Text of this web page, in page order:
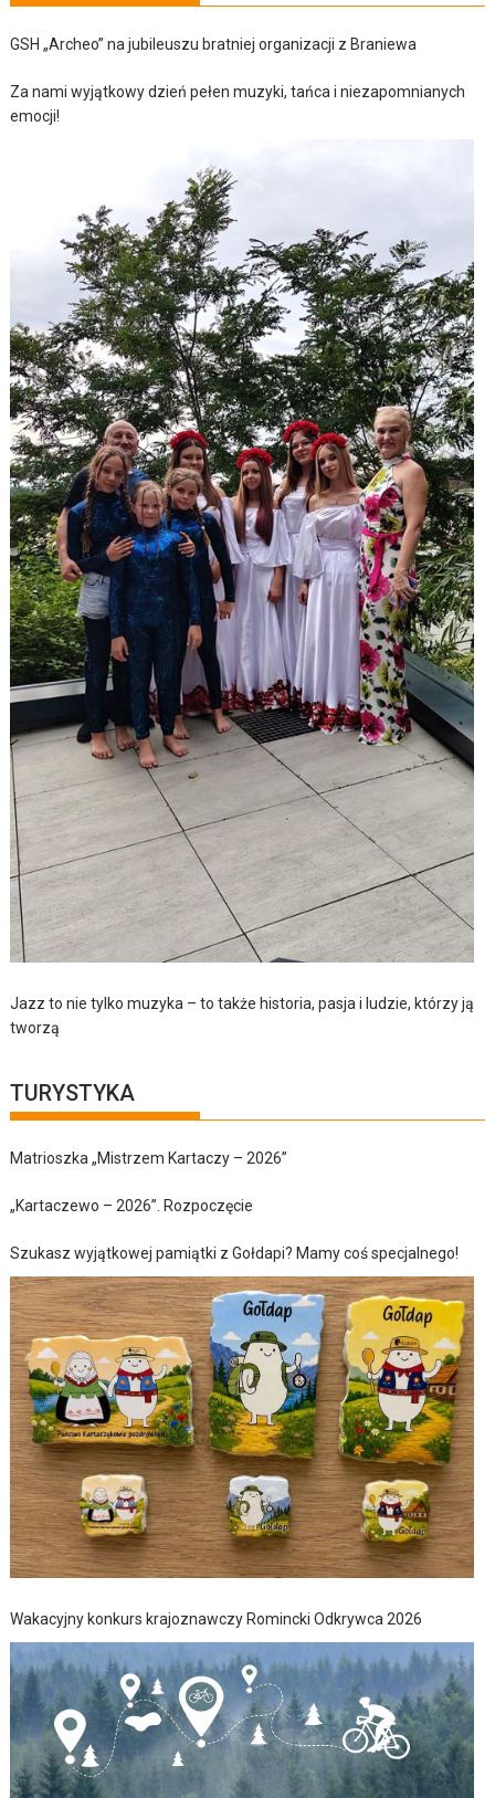
GSH „Archeo” na jubileuszu bratniej organizacji z Braniewa
Za nami wyjątkowy dzień pełen muzyki, tańca i niezapomnianych
emocji!
Jazz to nie tylko muzyka – to także historia, pasja i ludzie, którzy ją
tworzą
TURYSTYKA
Matrioszka „Mistrzem Kartaczy – 2026”
„Kartaczewo – 2026”. Rozpoczęcie
Szukasz wyjątkowej pamiątki z Gołdapi? Mamy coś specjalnego!
Wakacyjny konkurs krajoznawczy Romincki Odkrywca 2026